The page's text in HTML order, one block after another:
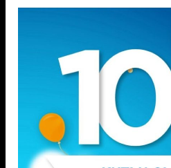
PIRIL TEMİZLİK FİRMASI Temizlik
güvenilir bir şekilde evini, ofisini ve
temizletebilmesi için uzun yıllardan